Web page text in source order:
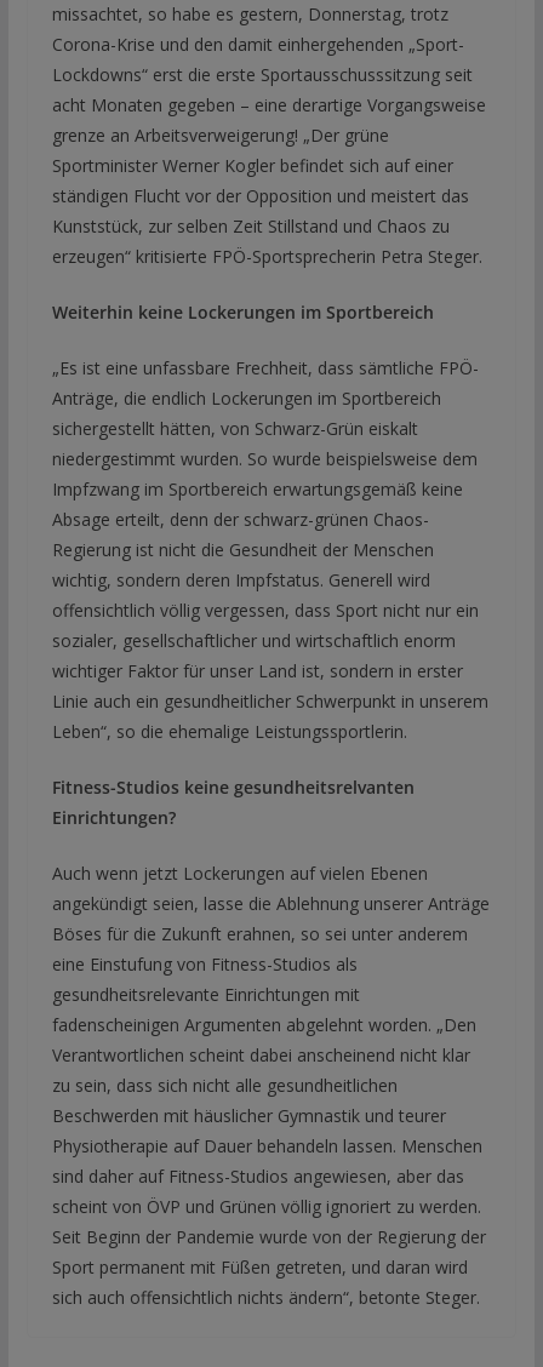
missachtet, so habe es gestern, Donnerstag, trotz
Corona-Krise und den damit einhergehenden „Sport-
Lockdowns“ erst die erste Sportausschusssitzung seit
acht Monaten gegeben – eine derartige Vorgangsweise
grenze an Arbeitsverweigerung! „Der grüne
Sportminister Werner Kogler befindet sich auf einer
ständigen Flucht vor der Opposition und meistert das
Kunststück, zur selben Zeit Stillstand und Chaos zu
erzeugen“ kritisierte FPÖ-Sportsprecherin Petra Steger.
Weiterhin keine Lockerungen im Sportbereich
„Es ist eine unfassbare Frechheit, dass sämtliche FPÖ-
Anträge, die endlich Lockerungen im Sportbereich
sichergestellt hätten, von Schwarz-Grün eiskalt
niedergestimmt wurden. So wurde beispielsweise dem
Impfzwang im Sportbereich erwartungsgemäß keine
Absage erteilt, denn der schwarz-grünen Chaos-
Regierung ist nicht die Gesundheit der Menschen
wichtig, sondern deren Impfstatus. Generell wird
offensichtlich völlig vergessen, dass Sport nicht nur ein
sozialer, gesellschaftlicher und wirtschaftlich enorm
wichtiger Faktor für unser Land ist, sondern in erster
Linie auch ein gesundheitlicher Schwerpunkt in unserem
Leben“, so die ehemalige Leistungssportlerin.
Fitness-Studios keine gesundheitsrelvanten
Einrichtungen?
Auch wenn jetzt Lockerungen auf vielen Ebenen
angekündigt seien, lasse die Ablehnung unserer Anträge
Böses für die Zukunft erahnen, so sei unter anderem
eine Einstufung von Fitness-Studios als
gesundheitsrelevante Einrichtungen mit
fadenscheinigen Argumenten abgelehnt worden. „Den
Verantwortlichen scheint dabei anscheinend nicht klar
zu sein, dass sich nicht alle gesundheitlichen
Beschwerden mit häuslicher Gymnastik und teurer
Physiotherapie auf Dauer behandeln lassen. Menschen
sind daher auf Fitness-Studios angewiesen, aber das
scheint von ÖVP und Grünen völlig ignoriert zu werden.
Seit Beginn der Pandemie wurde von der Regierung der
Sport permanent mit Füßen getreten, und daran wird
sich auch offensichtlich nichts ändern“, betonte Steger.